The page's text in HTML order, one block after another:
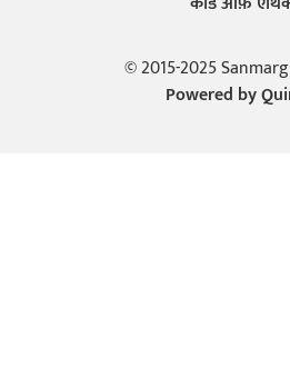
© 2015-2025
Powered by